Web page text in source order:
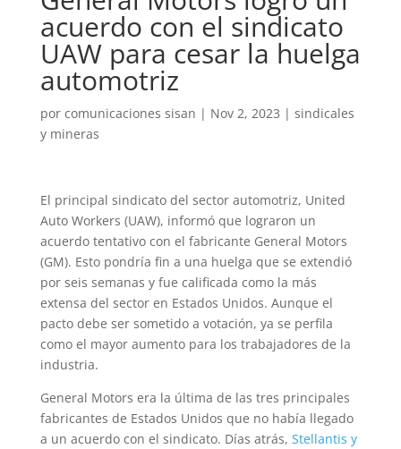
acuerdo con el sindicato
UAW para cesar la huelga
automotriz
por comunicaciones sisan | Nov 2, 2023 | sindicales
y mineras
El principal sindicato del sector automotriz, United
Auto Workers (UAW), informó que lograron un
acuerdo tentativo con el fabricante General Motors
(GM). Esto pondría fin a una huelga que se extendió
por seis semanas y fue calificada como la más
extensa del sector en Estados Unidos. Aunque el
pacto debe ser sometido a votación, ya se perfila
como el mayor aumento para los trabajadores de la
industria.
General Motors era la última de las tres principales
fabricantes de Estados Unidos que no había llegado
a un acuerdo con el sindicato. Días atrás, Stellantis y